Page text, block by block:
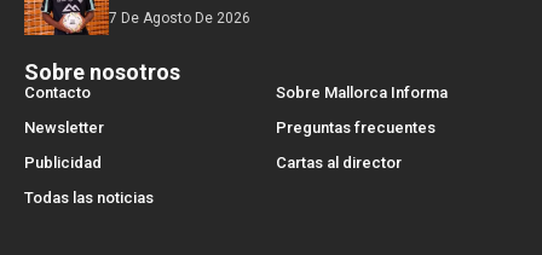
7 De Agosto De 2026
Sobre nosotros
Contacto
Sobre Mallorca Informa
Newsletter
Preguntas frecuentes
Publicidad
Cartas al director
Todas las noticias